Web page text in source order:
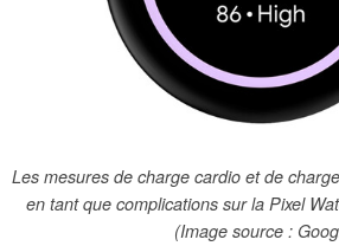
Les mesures de charge cardio et de
en tant que complications sur la Pixel
(Image source :